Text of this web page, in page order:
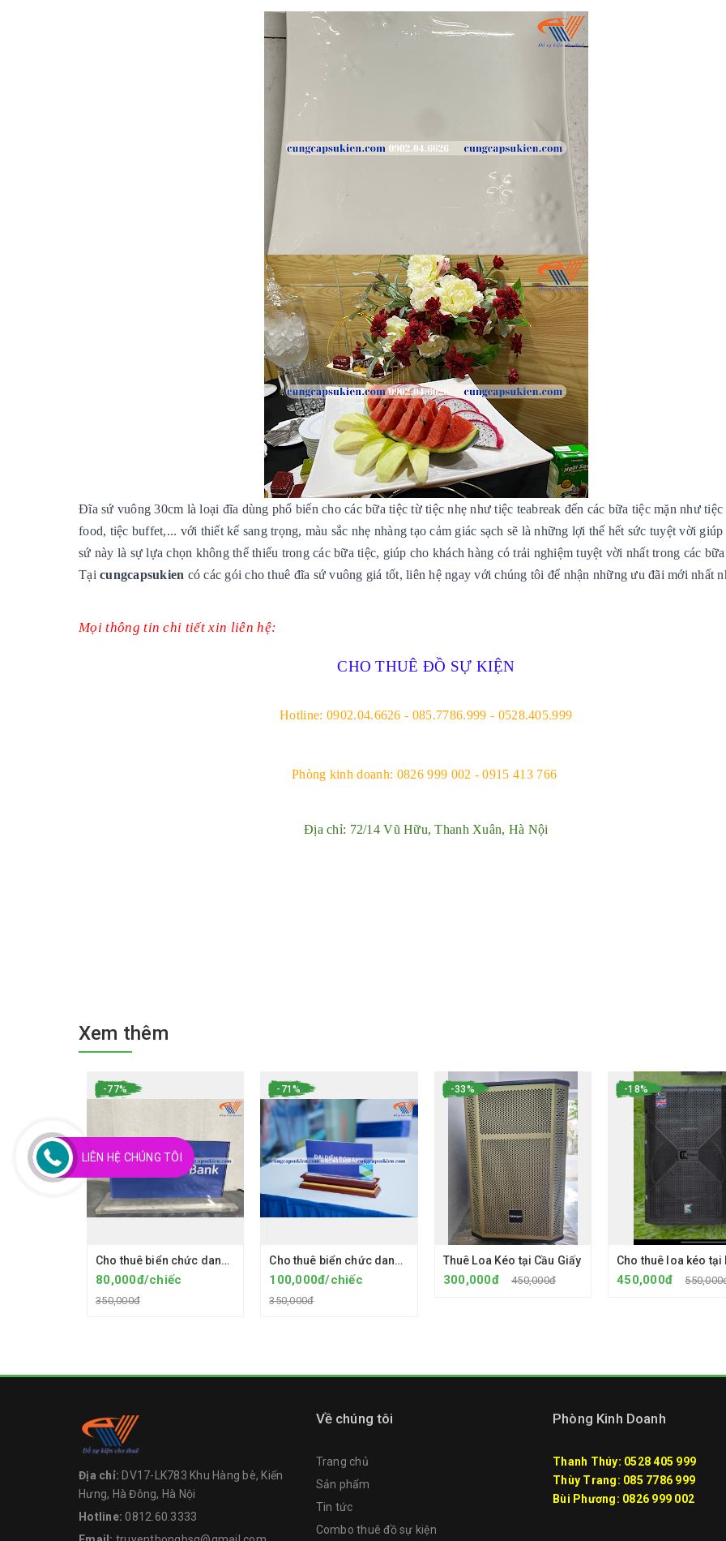
Đĩa sứ vuông 30cm là loại đĩa dùng phổ biến cho các bữa tiệc từ tiệc nhẹ như tiệc teabreak đến các bữa tiệc mặn như
food, tiệc buffet,... với thiết kế sang trọng, màu sắc nhẹ nhàng tạo cảm giác sạch sẽ là những lợi thế hết sức tuyệt vời giúp
sứ này là sự lựa chọn không thể thiếu trong các bữa tiệc, giúp cho khách hàng có trải nghiệm tuyệt vời nhất trong các
Tại cungcapsukien có các gói cho thuê đĩa sứ vuông giá tốt, liên hệ ngay với chúng tôi để nhận những ưu đãi mới nhất
Mọi thông tin chi tiết xin liên hệ:
CHO THUÊ ĐỒ SỰ KIỆN
Hotline: 0902.04.6626 - 085.7786.999 - 0528.405.999
Phòng kinh doanh: 0826 999 002 - 0915 413 766
Địa chỉ: 72/14 Vũ Hữu, Thanh Xuân, Hà Nội
Xem thêm
-77%
Cho thuê biển chức danh chân Mica
80,000đ/chiếc
350,000đ
-71%
Cho thuê biển chức danh chân gỗ
100,000đ/chiếc
350,000đ
-33%
Thuê Loa Kéo tại Cầu Giấy
300,000đ 450,000đ
-18%
450,000đ
Địa chỉ: DV17-LK783 Khu Hàng bè, Kiến
Hưng, Hà Đông, Hà Nội
Hotline:0812.60.3333
Về chúng tôi
Trang chủ
Sản phẩm
Tin tức
Combo thuê đồ sự kiện
Phòng Kinh Doanh
Thanh Thúy: 0528 405 999
Thùy Trang: 085 7786 999
Bùi Phương: 0826 999 002
LIÊN HỆ CHÚNG TÔI